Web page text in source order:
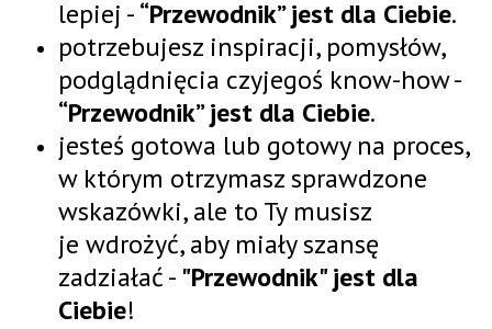
lepiej -“Przewodnik” jest dla Ciebie.
potrzebujesz inspiracji, pomysłów,
podglądnięcia czyjegoś know-how -
“Przewodnik” jest dla Ciebie.
jesteś gotowa lub gotowy na proces,
w którym otrzymasz sprawdzone
wskazówki, ale to Ty musisz
je wdrożyć, aby miały szansę
zadziałać - "Przewodnik" jest dla
Ciebie!